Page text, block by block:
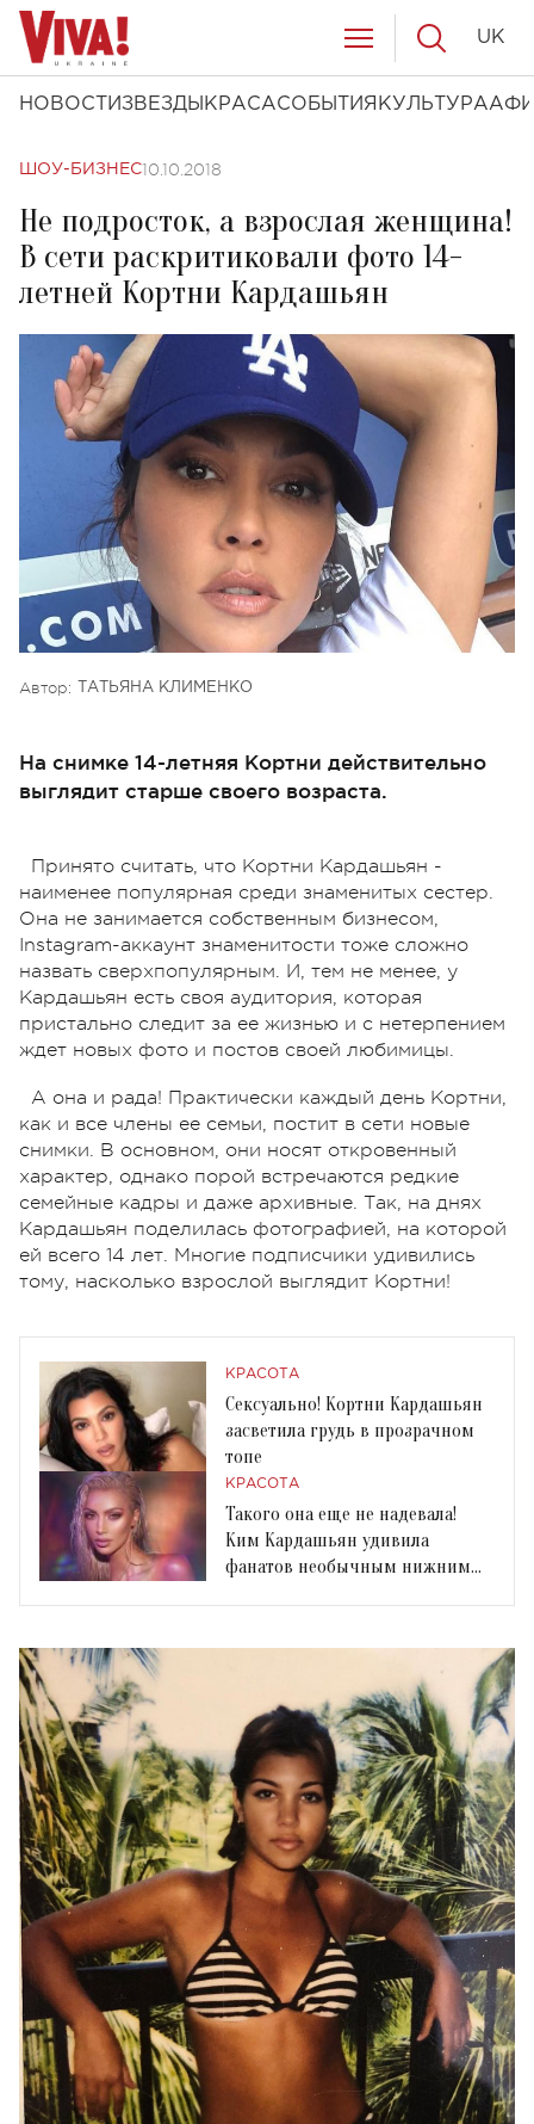
НОВОСТИ ЗВЕЗДЫ КРАСАСОБЫТИЯ КУЛЬТУРА
UK
ШОУ-БИЗНЕС10.10.2018
Не подросток, а взрослая женщина!
В сети раскритиковали фото 14-
летней Кортни Кардашьян
Автор: ТАТЬЯНА КЛИМЕНКО
На снимке 14-летняя Кортни действительно
выглядит старше своего возраста.
Принято считать, что Кортни Кардашьян -
наименее популярная среди знаменитых сестер.
Она не занимается собственным бизнесом,
Instagram-аккаунт знаменитости тоже сложно
назвать сверхпопулярным. И, тем не менее, у
Кардашьян есть своя аудитория, которая
пристально следит за ее жизнью и с нетерпением
ждет новых фото и постов своей любимицы.
А она и рада! Практически каждый день Кортни,
как и все члены ее семьи, постит в сети новые
снимки. В основном, они носят откровенный
характер, однако порой встречаются редкие
семейные кадры и даже архивные. Так, на днях
Кардашьян поделилась фотографией, на которой
ей всего 14 лет. Многие подписчики удивились
тому, насколько взрослой выглядит Кортни!
КРАСОТА
Сексуально! Кортни Кардашьян
засветила грудь в прозрачном
топе
КРАСОТА
Такого она еще не надевала!
Ким Кардашьян удивила
фанатов необычным нижним